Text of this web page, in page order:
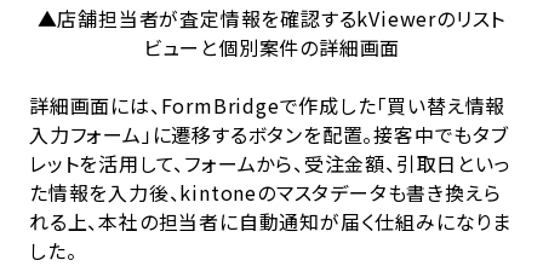
▲店舗担当者が査定情報を確認するkViewerのリスト
ビューと個別案件の詳細画面
詳細画面には、FormBridgeで作成した「買い替え情報
入力フォーム」に遷移するボタンを配置。接客中でもタブ
レットを活用して、フォームから、受注金額、引取日といっ
た情報を入力後、kintoneのマスタデータも書き換えら
れる上、本社の担当者に自動通知が届く仕組みになりま
した。